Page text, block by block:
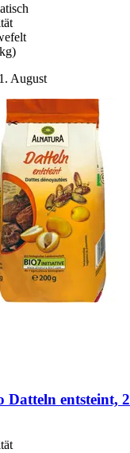
August
Datteln entsteint,